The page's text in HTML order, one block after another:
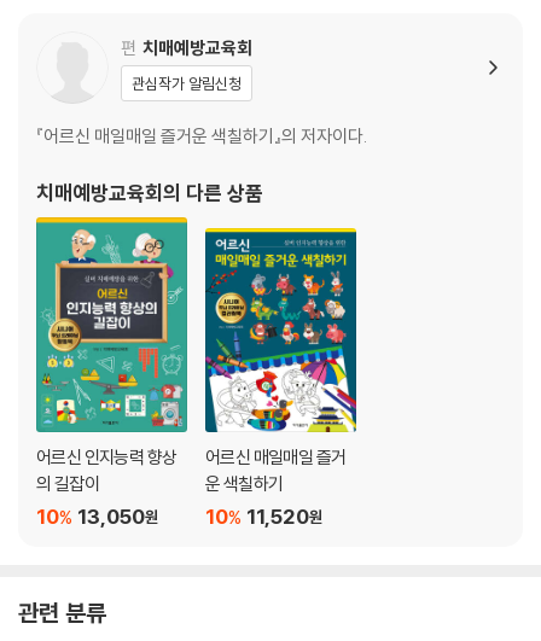
숫자 비교하기 22
그림 완성하기 23
계절로 연상되는 사물 알기 24
그림자로 사물 찾기 26
공간과 위치 알기 27
관계있는 것 28
대칭 위치 알기 29
순서대로 선 긋기 30
없어진 그림 찾기 31
블록 짝 찾기 32
문장 완성하기 33
회전하는 도형 34
블록 쌓기 35
짝 찾기 36
모양 결합하기 37
도형과 사물 더하기 41
편 치매예방교육회
관심작가 알림신청
『어르신 매일매일 즐거운 색칠하기』의 저자이다.
치매예방교육회의 다른 상품
어르신 인지능력 향상
의 길잡이
13,050원
10%
어르신 매일매일 즐거
운 색칠하기
11,520원
10%
관련 분류